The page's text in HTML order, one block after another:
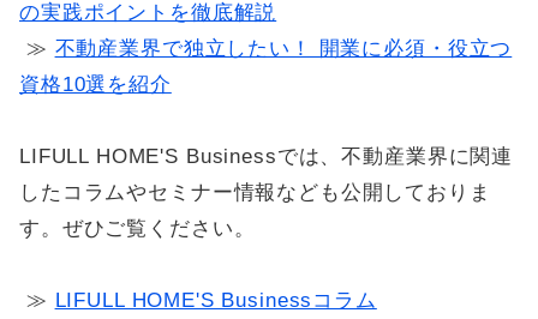
の実践ポイントを徹底解説
≫ 不動産業界で独立したい！ 開業に必須・役立つ
資格10選を紹介
LIFULL HOME'S Businessでは、不動産業界に関連
したコラムやセミナー情報なども公開しておりま
す。ぜひご覧ください。
≫ LIFULL HOME'S Businessコラム